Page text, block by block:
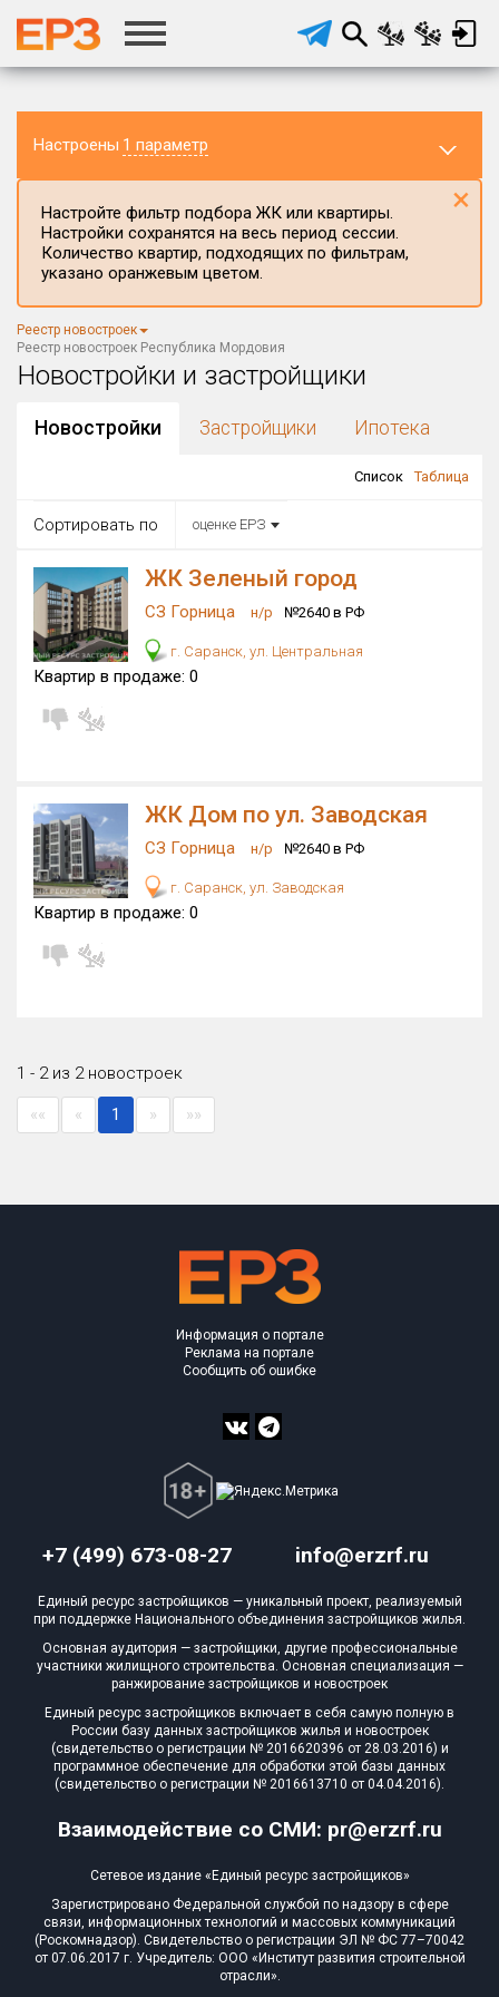
Настроены 1 параметр
Регион ЖК
×
Республика Мордовия
Район в регионе
Все
Все
Цена
от до
от
Вид объекта
×ДАП ×МД
Кол-во комнат
Жилых комплексов
Квартир, апартаментов,
Настройте фильтр подбора ЖК или квартиры.
Настройки сохранятся на весь период сессии.
Количество квартир, подходящих по фильтрам,
указано оранжевым цветом.
×
Реестр новостроек
Реестр новостроек Республика Мордовия
Новостройки и застройщики
Новостройки Застройщики Ипотека
Список Таблица
Сортировать по оценке ЕРЗ
ЖК Зеленый город
СЗ Горница н/р №2640 в РФ
г. Саранск, ул. Центральная
Квартир в продаже: 0
ЖК Дом по ул. Заводская
СЗ Горница н/р №2640 в РФ
г. Саранск, ул. Заводская
Квартир в продаже: 0
1 - 2 из 2 новостроек
«« « 1 » »»
+7 (499) 673-08-27 info@erzrf.ru
Взаимодействие со СМИ: pr@erzrf.ru
Информация о портале
Реклама на портале
Сообщить об ошибке
Единый ресурс застройщиков — уникальный проект, реализуемый
при поддержке Национального объединения застройщиков жилья.
Основная аудитория — застройщики, другие профессиональные
участники жилищного строительства. Основная специализация —
ранжирование застройщиков и новостроек
Единый ресурс застройщиков включает в себя самую полную в
России базу данных застройщиков жилья и новостроек
(свидетельство о регистрации № 2016620396 от 28.03.2016) и
программное обеспечение для обработки этой базы данных
(свидетельство о регистрации № 2016613710 от 04.04.2016).
Сетевое издание «Единый ресурс застройщиков»
Зарегистрировано Федеральной службой по надзору в сфере
связи, информационных технологий и массовых коммуникаций
(Роскомнадзор). Свидетельство о регистрации ЭЛ № ФС 77–70042
от 07.06.2017 г. Учредитель: ООО «Институт развития строительной
отрасли».